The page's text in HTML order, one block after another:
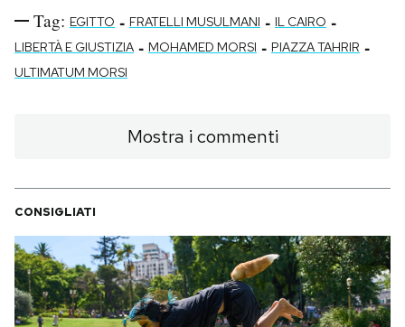
Tag: EGITTO - FRATELLI MUSULMANI - IL CAIRO -
LIBERTÀ E GIUSTIZIA - MOHAMED MORSI - PIAZZA TAHRIR -
ULTIMATUM MORSI
Mostra i commenti
CONSIGLIATI